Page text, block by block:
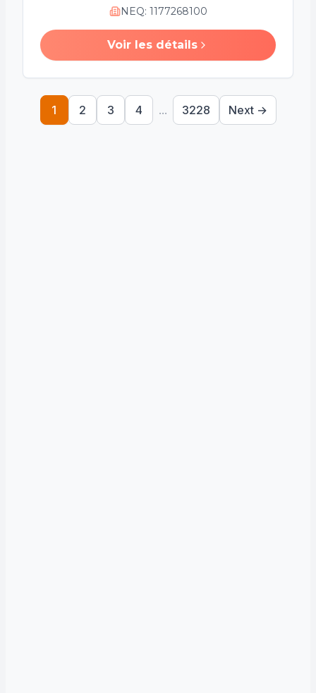
NEQ: 1177268100
Voir les détails
1 2 3 4 ... 3228 Next →